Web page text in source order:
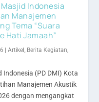
Indonesia
Manajemen
Tema “Suara
Hati Jamaah”
|Artikel, Berita Kegiatan,
Indonesia (PD DMI) Kota
Manajemen Akustik
dengan mengangkat